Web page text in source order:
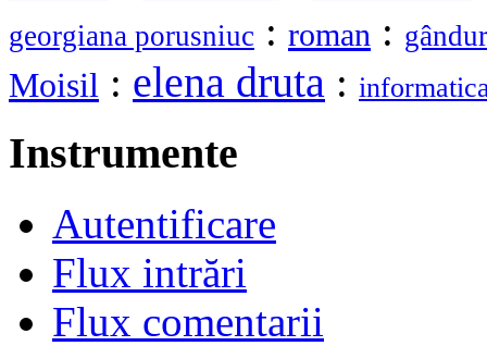
georgiana porusniuc : roman :
Moisil : elena druta :
Instrumente
Autentificare
Flux intrări
Flux comentarii